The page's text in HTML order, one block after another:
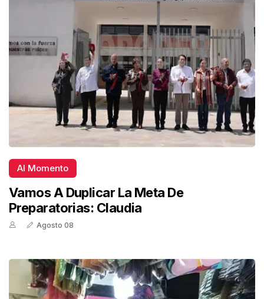
Al Momento
Vamos A Duplicar La Meta De
Preparatorias: Claudia
Agosto 08